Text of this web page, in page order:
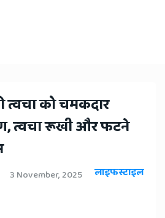
त्वचा को चमकदार
त्वचा रूखी और फटने
3 November, 2025 लाइफस्टाइल